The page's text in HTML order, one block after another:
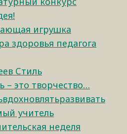
игрушка
здоровья педагога
Стиль
– это творчество…
учитель
неделя